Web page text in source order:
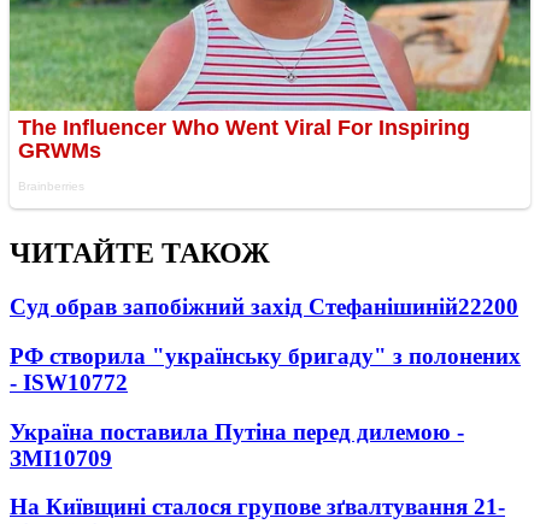
ЧИТАЙТЕ ТАКОЖ
Суд обрав запобіжний захід Стефанішиній22200
РФ створила "українську бригаду" з полонених
- ISW10772
Україна поставила Путіна перед дилемою -
ЗМІ10709
На Київщині сталося групове зґвалтування 21-